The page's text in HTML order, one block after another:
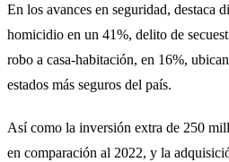
En los avances en seguridad, destaca
homicidio en un 41%, delito de
robo a casa-habitación, en 16%,
estados más seguros del país.
Así como la inversión extra de 250
en comparación al 2022, y la